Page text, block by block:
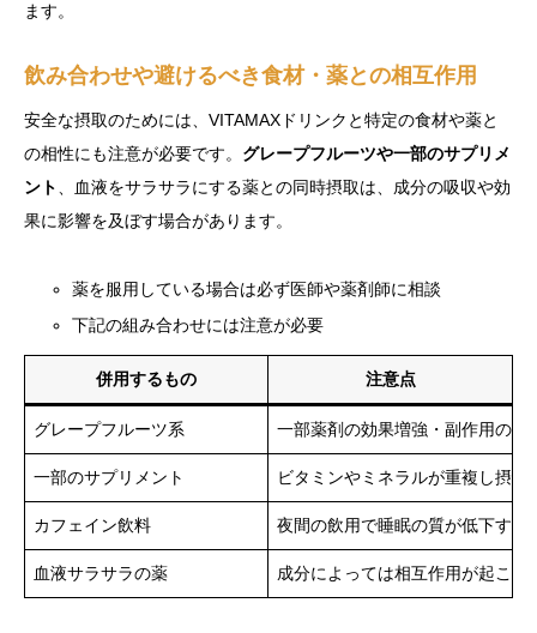
ます。
飲み合わせや避けるべき食材・薬との相互作用
安全な摂取のためには、VITAMAXドリンクと特定の食材や薬と
の相性にも注意が必要です。 グレープフルーツや一部のサプリメ
ント
、血液をサラサラにする薬との同時摂取は、成分の吸収や効
果に影響を及ぼす場合があります。
薬を服用している場合は必ず医師や薬剤師に相談
下記の組み合わせには注意が必要
併用するもの 注意点
グレープフルーツ系 一部薬剤の効果増強・副作用のリ
一部のサプリメント ビタミンやミネラルが重複し摂取
カフェイン飲料 夜間の飲用で睡眠の質が低下する
血液サラサラの薬 成分によっては相互作用が起こる